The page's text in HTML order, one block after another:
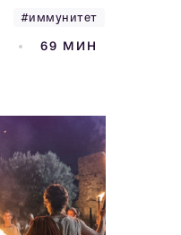
#иммунитет
69 МИН